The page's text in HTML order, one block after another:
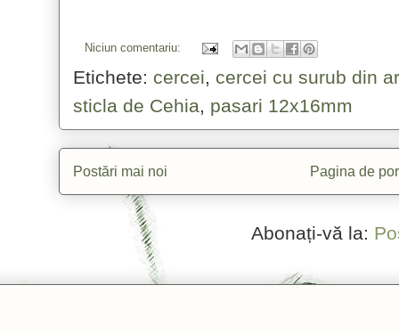
Niciun comentariu:
Etichete: cercei, cercei cu surub din
sticla de Cehia, pasari 12x16mm
Postări mai noi Pagina de
Abonați-vă la: